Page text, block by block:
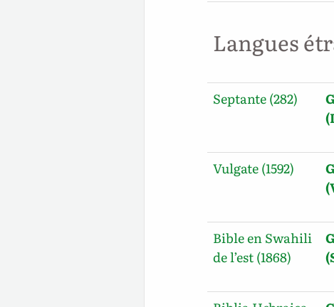
Langues
Septante (282)
Vulgate (1592)
Bible en Swahili
de l’est (1868)